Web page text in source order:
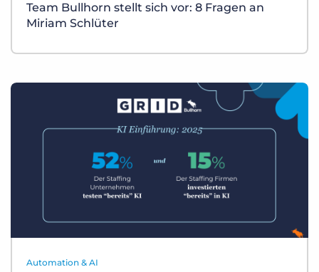
Team Bullhorn stellt sich vor: 8 Fragen an
Miriam Schlüter
Automation & AI